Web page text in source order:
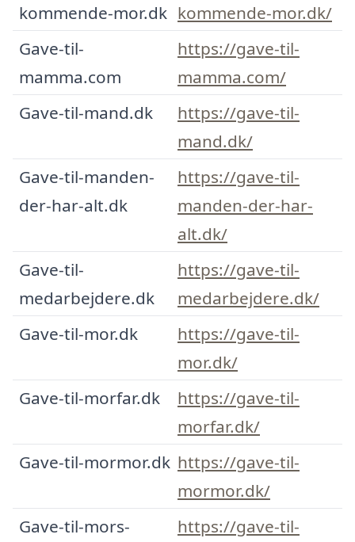
kommende-mor.dk kommende-mor.dk/
Gave-til-
mamma.com
https://gave-til-
mamma.com/
Gave-til-mand.dk
https://gave-til-
mand.dk/
Gave-til-manden-
der-har-alt.dk
https://gave-til-
manden-der-har-
alt.dk/
Gave-til-
medarbejdere.dk
https://gave-til-
medarbejdere.dk/
Gave-til-mor.dk
https://gave-til-
mor.dk/
Gave-til-morfar.dk
https://gave-til-
morfar.dk/
Gave-til-mormor.dk https://gave-til-
mormor.dk/
Gave-til-mors-
https://gave-til-